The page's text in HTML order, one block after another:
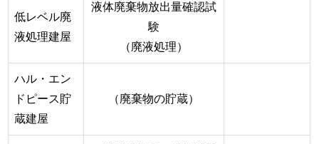
低レベル廃
液処理建屋
液体廃棄物放出量確認試
験
（廃液処理）
ハル・エン
ドピース貯
蔵建屋
（廃棄物の貯蔵）